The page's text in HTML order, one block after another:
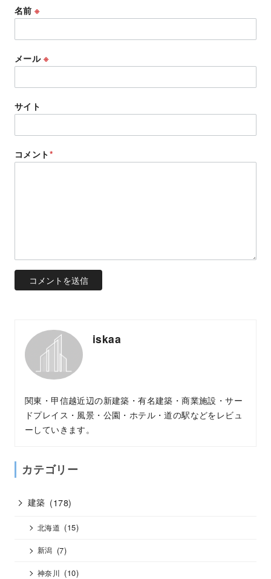
名前※
メール ※
サイト
コメント*
iskaa
関東・甲信越近辺の新建築・有名建築・商業施設・サー
ドプレイス・風景・公園・ホテル・道の駅などをレビュ
ーしていきます。
カテゴリー
建築 (178)
北海道 (15)
新潟 (7)
神奈川 (10)